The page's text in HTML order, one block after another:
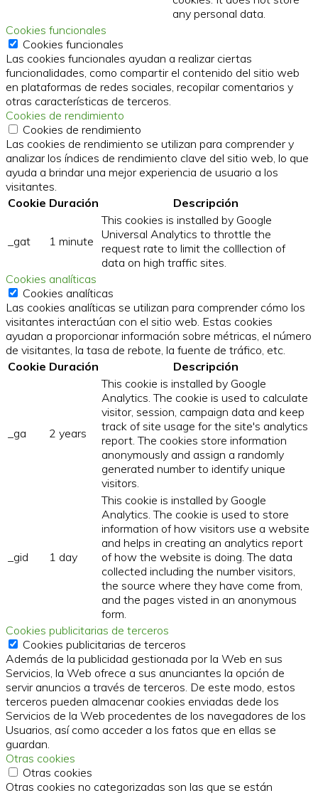
any personal data.
Cookies funcionales
Cookies funcionales
Las cookies funcionales ayudan a realizar ciertas
funcionalidades, como compartir el contenido del sitio web
en plataformas de redes sociales, recopilar comentarios y
otras características de terceros.
Cookies de rendimiento
Cookies de rendimiento
Las cookies de rendimiento se utilizan para comprender y
analizar los índices de rendimiento clave del sitio web, lo que
ayuda a brindar una mejor experiencia de usuario a los
visitantes.
Cookie Duración Descripción
_gat 1 minute
This cookies is installed by Google
Universal Analytics to throttle the
request rate to limit the colllection of
data on high traffic sites.
Cookies analíticas
Cookies analíticas
Las cookies analíticas se utilizan para comprender cómo los
visitantes interactúan con el sitio web. Estas cookies
ayudan a proporcionar información sobre métricas, el número
de visitantes, la tasa de rebote, la fuente de tráfico, etc.
Cookie Duración Descripción
_ga 2 years
This cookie is installed by Google
Analytics. The cookie is used to calculate
visitor, session, campaign data and keep
track of site usage for the site's analytics
report. The cookies store information
anonymously and assign a randomly
generated number to identify unique
visitors.
_gid 1 day
This cookie is installed by Google
Analytics. The cookie is used to store
information of how visitors use a website
and helps in creating an analytics report
of how the website is doing. The data
collected including the number visitors,
the source where they have come from,
and the pages visted in an anonymous
form.
Cookies publicitarias de terceros
Cookies publicitarias de terceros
Además de la publicidad gestionada por la Web en sus
Servicios, la Web ofrece a sus anunciantes la opción de
servir anuncios a través de terceros. De este modo, estos
terceros pueden almacenar cookies enviadas dede los
Servicios de la Web procedentes de los navegadores de los
Usuarios, así como acceder a los fatos que en ellas se
guardan.
Otras cookies
Otras cookies
Otras cookies no categorizadas son las que se están